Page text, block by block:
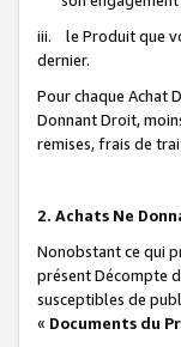
iii. le Produit que
dernier.
Pour chaque Achat
Donnant Droit,
remises, frais de
2. Achats Ne
Nonobstant ce qui
présent Décompte
susceptibles de
« Documents du